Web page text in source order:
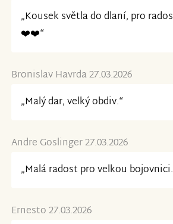
„Kousek světla do dlaní, pro
❤️❤️“
Bronislav Havrda 27.03.2026
„Malý dar, velký obdiv.“
Andre Goslinger 27.03.2026
„Malá radost pro velkou
Ernesto 27.03.2026